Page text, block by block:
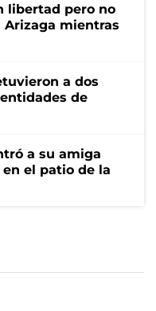
libertad pero no
Arizaga mientras
a dos
de
a su amiga
el patio de la